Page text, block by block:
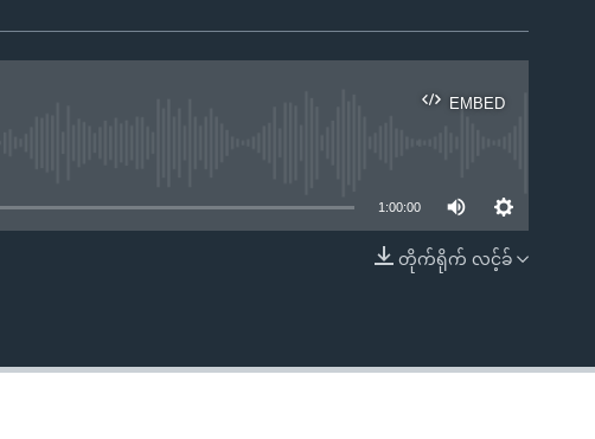
EMBED
EMBED
1:00:00
တိုက်ရိုက် လင့်ခ်